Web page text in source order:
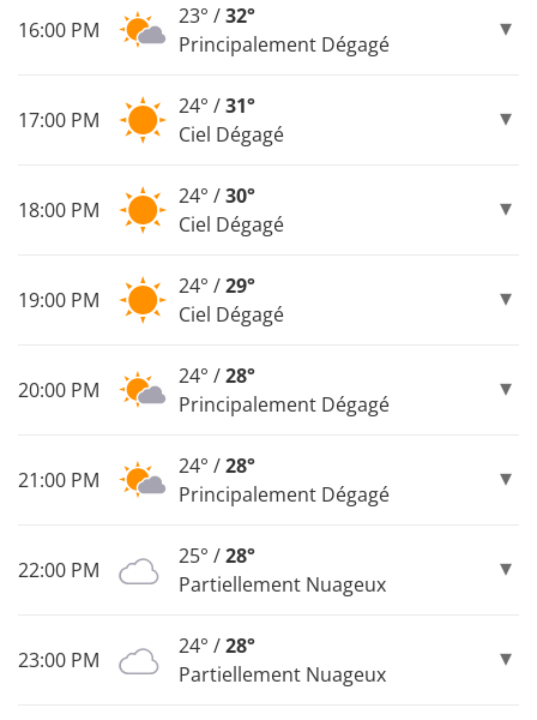
16:00 PM
23° /32°
Principalement Dégagé
17:00 PM
24° /31°
Ciel Dégagé
18:00 PM
24° /30°
Ciel Dégagé
19:00 PM
24° /29°
Ciel Dégagé
20:00 PM
24° /28°
Principalement Dégagé
21:00 PM
24° /28°
Principalement Dégagé
22:00 PM
25° /28°
Partiellement Nuageux
23:00 PM
24° /28°
Partiellement Nuageux